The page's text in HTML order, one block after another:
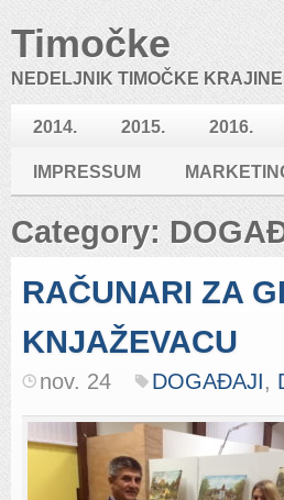
Timočke
NEDELJNIK TIMOČKE KRAJINE
2014. 2015. 2016.
IMPRESSUM
Category:
RAČUNARI ZA
KNJAŽEVACU
nov. 24 DOGAĐAJI,